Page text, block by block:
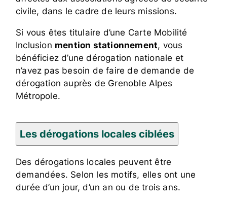
civile, dans le cadre de leurs missions.
Si vous êtes titulaire d’une Carte Mobilité
Inclusion mention stationnement, vous
bénéficiez d’une dérogation nationale et
n’avez pas besoin de faire de demande de
dérogation auprès de Grenoble Alpes
Métropole.
Les dérogations locales ciblées
Des dérogations locales peuvent être
demandées. Selon les motifs, elles ont une
durée d’un jour, d’un an ou de trois ans.